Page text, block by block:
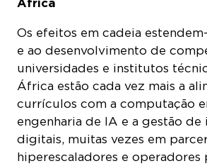
Os efeitos em cadeia
e ao desenvolvimento de
universidades e institutos
África estão cada vez mais a
currículos com a computação
engenharia de IA e a gestão de
digitais, muitas vezes em
hiperescaladores e operadores